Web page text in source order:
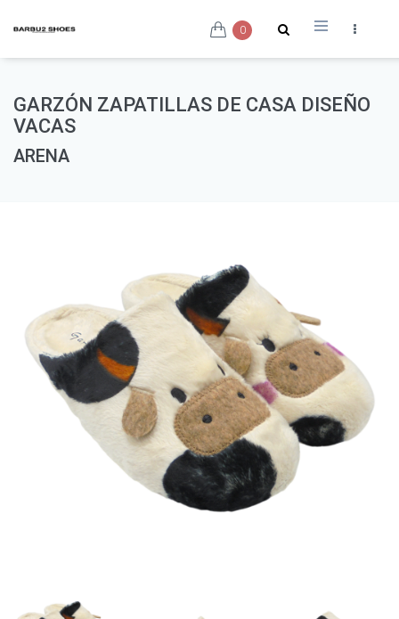
0
GARZÓN ZAPATILLAS DE CASA DISEÑO
VACAS
ARENA